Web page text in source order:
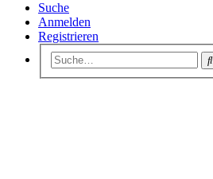
Suche
Anmelden
Registrieren